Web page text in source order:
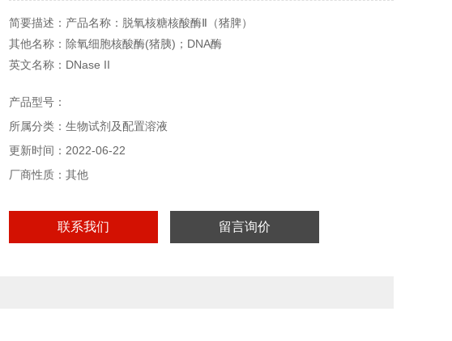
简要描述：产品名称：脱氧核糖核酸酶Ⅱ（猪脾）
其他名称：除氧细胞核酸酶(猪胰)；DNA酶
英文名称：DNase II
产品货号：YX225032
产品规格： 2KU
储存条件：-20℃
本产品仅供科研实验用，不做其它用途！
产品型号：
所属分类：生物试剂及配置溶液
更新时间：2022-06-22
厂商性质：其他
联系我们 留言询价